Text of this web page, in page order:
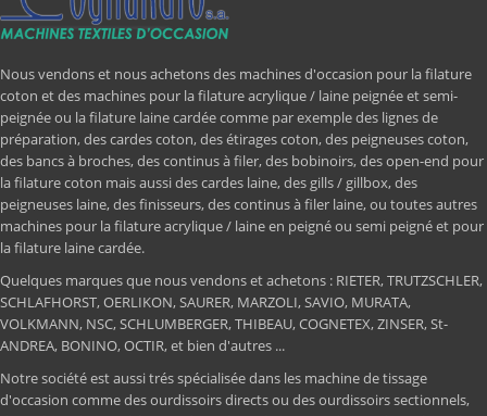
Nous vendons et nous achetons des machines d'occasion pour la filature
coton et des machines pour la filature acrylique / laine peignée et semi-
peignée ou la filature laine cardée comme par exemple des lignes de
préparation, des cardes coton, des étirages coton, des peigneuses coton,
des bancs à broches, des continus à filer, des bobinoirs, des open-end pour
la filature coton mais aussi des cardes laine, des gills / gillbox, des
peigneuses laine, des finisseurs, des continus à filer laine, ou toutes autres
machines pour la filature acrylique / laine en peigné ou semi peigné et pour
la filature laine cardée.
Quelques marques que nous vendons et achetons : RIETER, TRUTZSCHLER,
SCHLAFHORST, OERLIKON, SAURER, MARZOLI, SAVIO, MURATA,
VOLKMANN, NSC, SCHLUMBERGER, THIBEAU, COGNETEX, ZINSER, St-
ANDREA, BONINO, OCTIR, et bien d'autres ...
Notre société est aussi trés spécialisée dans les machine de tissage
d'occasion comme des ourdissoirs directs ou des ourdissoirs sectionnels,